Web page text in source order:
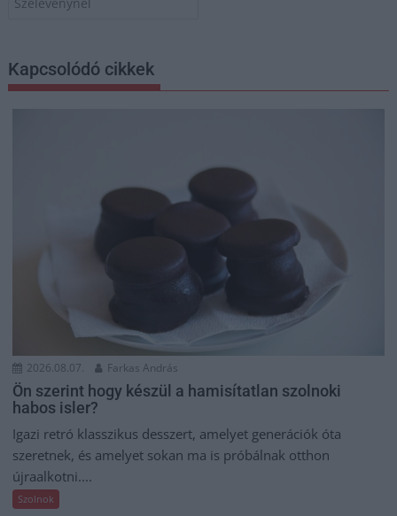
Kapcsolódó cikkek
2026.08.07. Farkas András
Ön szerint hogy készül a hamisítatlan szolnoki
habos isler?
Igazi retró klasszikus desszert, amelyet generációk óta
szeretnek, és amelyet sokan ma is próbálnak otthon
újraalkotni....
Szolnok